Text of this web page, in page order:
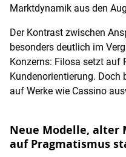
Marktdynamik aus den
Der Kontrast zwischen
besonders deutlich im
Konzerns: Filosa setzt auf
Kundenorientierung. Doch
auf Werke wie Cassino
Neue Modelle, alter
auf Pragmatismus